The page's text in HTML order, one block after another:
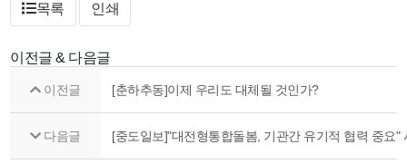
목록 인쇄
이전글 & 다음글
이전글 [춘하추동]이제 우리도 대체될 것인가?
다음글 [중도일보]"대전형통합돌봄, 기관간 유기적 협력 중요"